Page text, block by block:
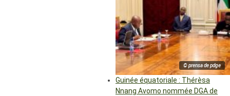
© prensa de pdge
Guinée équatoriale : Thérèsa
Nnang Avomo nommée DGA de